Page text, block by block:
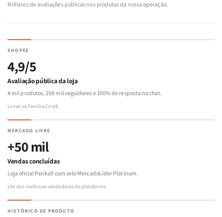
Milhares de avaliações públicas nos produtos da nossa operação.
SHOPEE
4,9/5
Avaliação pública da loja
4 mil produtos, 298 mil seguidores e 100% de resposta no chat.
Livrarias Família Cristã
MERCADO LIVRE
+50 mil
Vendas concluídas
Loja oficial Penkall com selo MercadoLíder Platinum.
Um dos melhores vendedores da plataforma
HISTÓRICO DE PRODUTO